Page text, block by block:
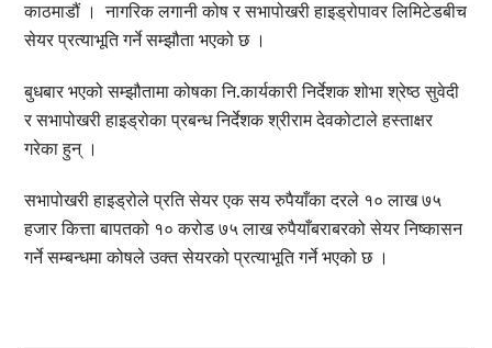
काठमाडौं । नागरिक लगानी कोष र सभापोखरी हाइड्रोपावर लिमिटेडबीच
सेयर प्रत्याभूति गर्ने सम्झौता भएको छ ।
बुधबार भएको सम्झौतामा कोषका नि.कार्यकारी निर्देशक शोभा श्रेष्ठ सुवेदी
र सभापोखरी हाइड्रोका प्रबन्ध निर्देशक श्रीराम देवकोटाले हस्ताक्षर
गरेका हुन् ।
सभापोखरी हाइड्रोले प्रति सेयर एक सय रुपैयाँका दरले १० लाख ७५
हजार कित्ता बापतको १० करोड ७५ लाख रुपैयाँबराबरको सेयर निष्कासन
गर्ने सम्बन्धमा कोषले उक्त सेयरको प्रत्याभूति गर्ने भएको छ ।